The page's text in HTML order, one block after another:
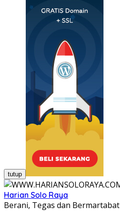
tutup
Harian Solo Raya
Berani, Tegas dan Bermartabat